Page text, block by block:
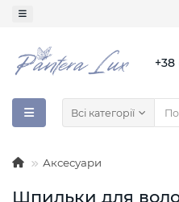
+38
Всі категорії
Аксесуари
Шпильки для